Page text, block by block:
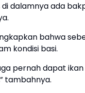
dalamnya ada
bahwa
kondisi basi.
pernah dapat
tambahnya.